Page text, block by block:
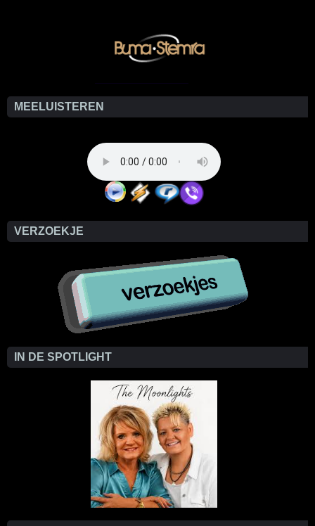
MEELUISTEREN
VERZOEKJE
IN DE SPOTLIGHT